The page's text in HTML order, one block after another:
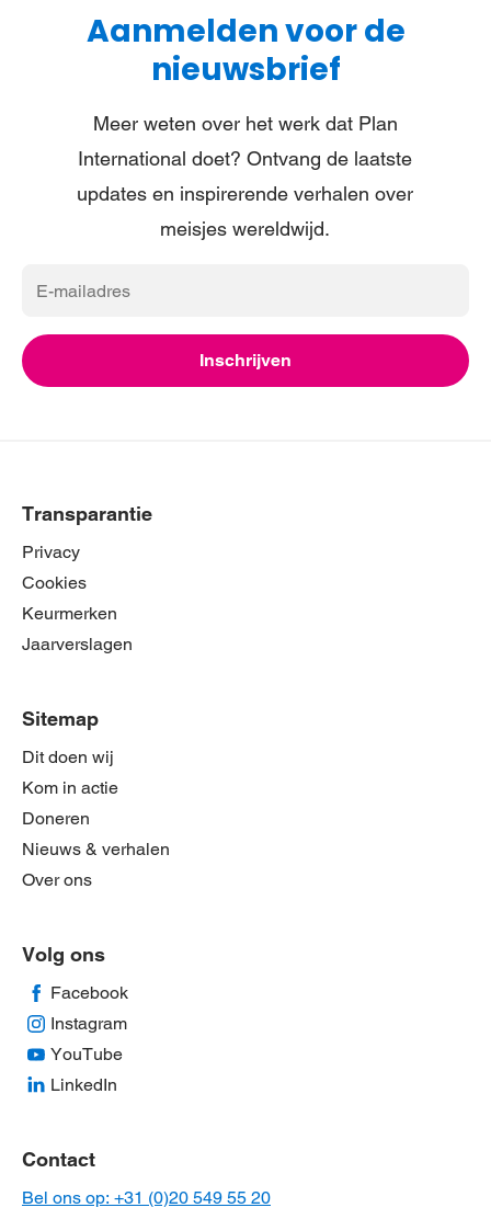
Aanmelden voor de
nieuwsbrief
Meer weten over het werk dat Plan
International doet? Ontvang de laatste
updates en inspirerende verhalen over
meisjes wereldwijd.
E-
Inschrijven
Transparantie
Privacy
Cookies
Keurmerken
Jaarverslagen
Sitemap
Dit doen wij
Kom in actie
Doneren
Nieuws & verhalen
Over ons
Volg ons
Facebook
Instagram
YouTube
LinkedIn
Contact
Bel ons op: +31 (0)20 549 55 20